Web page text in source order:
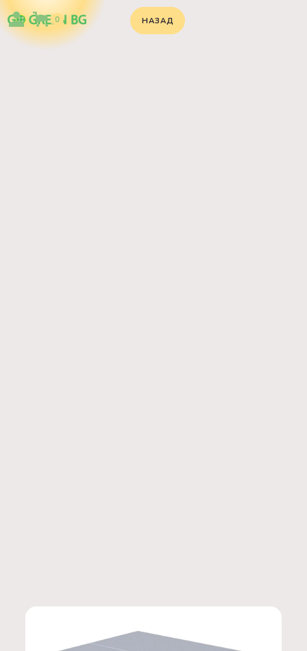
НАЗАД
0
Щипка заключване (Klip Lok C25)